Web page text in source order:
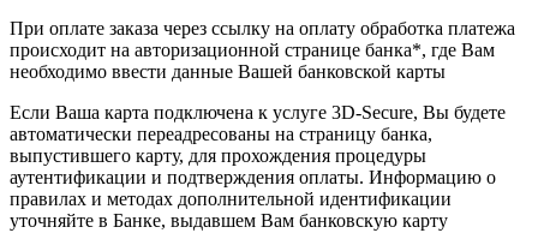
При оплате заказа через ссылку на оплату обработка платежа
происходит на авторизационной странице банка*, где Вам
необходимо ввести данные Вашей банковской карты
Если Ваша карта подключена к услуге 3D-Secure, Вы будете
автоматически переадресованы на страницу банка,
выпустившего карту, для прохождения процедуры
аутентификации и подтверждения оплаты. Информацию о
правилах и методах дополнительной идентификации
уточняйте в Банке, выдавшем Вам банковскую карту